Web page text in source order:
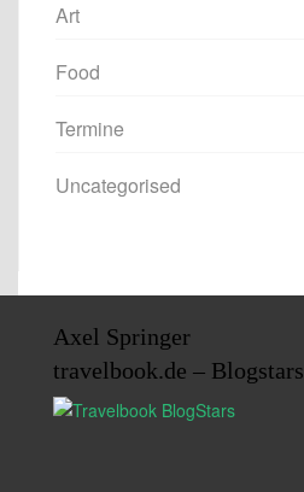
Art
Food
Termine
Uncategorised
Axel Springer
travelbook.de – Blogstars